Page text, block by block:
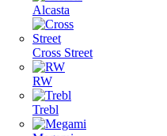
Alcasta
Cross Street
RW
Trebl